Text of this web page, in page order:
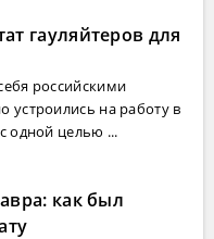
гауляйтеров для
российскими
устроились на работу в
одной целью ...
как был